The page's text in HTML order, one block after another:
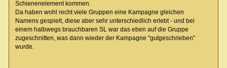
Schienenelement kommen.
Da haben wohl recht viele Gruppen eine Kampagne gleichen
Namens gespielt, diese aber sehr unterschiedlich erlebt - und bei
einem halbwegs brauchbaren SL war das eben auf die Gruppe
zugeschnitten, was dann wieder der Kampagne "gutgeschrieben"
wurde.